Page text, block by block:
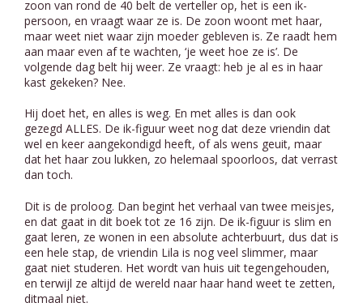
zoon van rond de 40 belt de verteller op, het is een ik-
persoon, en vraagt waar ze is. De zoon woont met haar,
maar weet niet waar zijn moeder gebleven is. Ze raadt hem
aan maar even af te wachten, ‘je weet hoe ze is’. De
volgende dag belt hij weer. Ze vraagt: heb je al es in haar
kast gekeken? Nee.
Hij doet het, en alles is weg. En met alles is dan ook
gezegd ALLES. De ik-figuur weet nog dat deze vriendin dat
wel en keer aangekondigd heeft, of als wens geuit, maar
dat het haar zou lukken, zo helemaal spoorloos, dat verrast
dan toch.
Dit is de proloog. Dan begint het verhaal van twee meisjes,
en dat gaat in dit boek tot ze 16 zijn. De ik-figuur is slim en
gaat leren, ze wonen in een absolute achterbuurt, dus dat is
een hele stap, de vriendin Lila is nog veel slimmer, maar
gaat niet studeren. Het wordt van huis uit tegengehouden,
en terwijl ze altijd de wereld naar haar hand weet te zetten,
ditmaal niet.